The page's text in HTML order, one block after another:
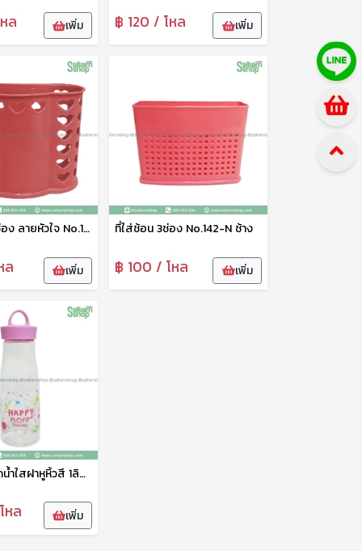
ล เพิ่ม ฿ 120 / โหล เพิ่ม
ที่ใส่ช้อน 2ช่อง ลายหัวใจ No.120 ช้าง
ล เพิ่ม
ที่ใส่ช้อน 3ช่อง No.142-N ช้าง
฿ 100 / โหล เพิ่ม
กระบอกขวดน้ำใสฝาหูหิ้วสี 1ลิตร PET910H Eskimo
หล เพิ่ม